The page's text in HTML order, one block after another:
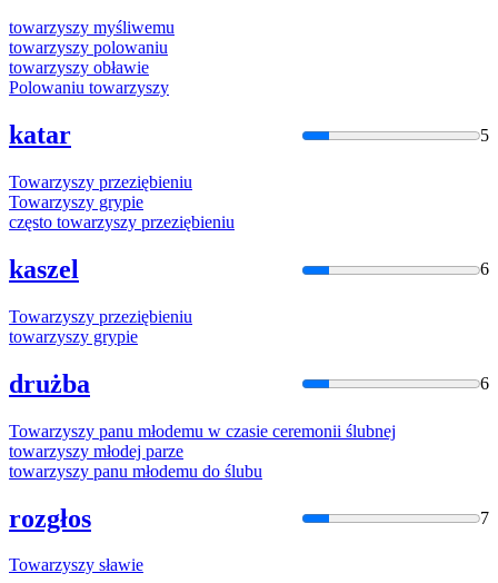
towarzyszy myśliwemu
towarzyszy polowaniu
towarzyszy obławie
Polowaniu towarzyszy
katar 5
Towarzyszy przeziębieniu
Towarzyszy grypie
często towarzyszy przeziębieniu
kaszel 6
Towarzyszy przeziębieniu
towarzyszy grypie
drużba 6
Towarzyszy panu młodemu w czasie ceremonii ślubnej
towarzyszy młodej parze
towarzyszy panu młodemu do ślubu
rozgłos 7
Towarzyszy sławie